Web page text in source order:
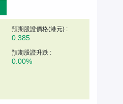
預期股證價格(港元) :
0.385
預期股證升跌 :
0.00%